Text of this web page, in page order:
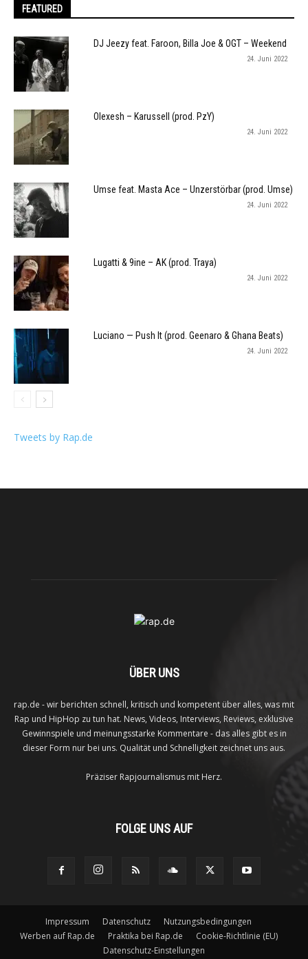
FEATURED
DJ Jeezy feat. Faroon, Billa Joe & OGT – Weekend
24. Juni 2022
Olexesh – Karussell (prod. PzY)
24. Juni 2022
Umse feat. Masta Ace – Unzerstörbar (prod. Umse)
24. Juni 2022
Lugatti & 9ine – AK (prod. Traya)
24. Juni 2022
Luciano — Push It (prod. Geenaro & Ghana Beats)
24. Juni 2022
Tweets by Rap.de
ÜBER UNS
rap.de - wir berichten schnell, kritisch und kompetent über alles, was mit
Rap und HipHop zu tun hat. News, Videos, Interviews, Reviews, exklusive
Gewinnspiele und meinungsstarke Kommentare - das alles gibt es in
dieser Form nur bei uns. Qualität und Schnelligkeit zeichnet uns aus.
Präziser Rapjournalismus mit Herz.
FOLGE UNS AUF
Impressum Datenschutz
Nutzungsbedingungen
Werben auf Rap.de
Praktika bei Rap.de
Cookie-Richtlinie (EU)
Datenschutz-Einstellungen